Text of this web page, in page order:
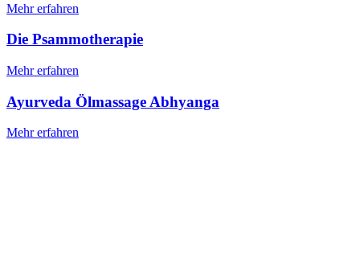
Mehr erfahren
Die Psammotherapie
Mehr erfahren
Ayurveda Ölmassage Abhyanga
Mehr erfahren